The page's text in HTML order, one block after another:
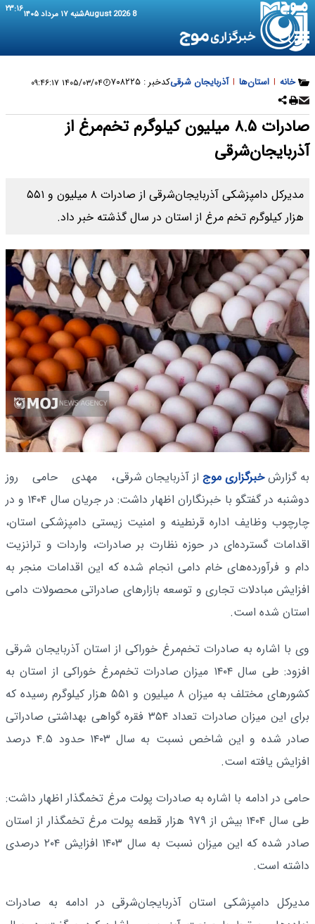
8 August 2026 شنبه ۱۷ مرداد ۱۴۰۵ ۲۳:۱۶
خانه | استان‌ها | آذربایجان‌ شرقیکدخبر : ۷۰۸۲۲۵ ۱۴۰۵/۰۳/۰۴ ۰۹:۴۶:۱۷
صادرات ۸.۵ میلیون کیلوگرم تخم‌مرغ از
آذربایجان‌شرقی
مدیرکل دامپزشکی آذربایجان‌شرقی از صادرات ۸ میلیون و ۵۵۱
هزار کیلوگرم تخم مرغ از استان در سال گذشته خبر داد.
به گزارشخبرگزاری موج از آذربایجان‌ شرقی، مهدی حامی روز
دوشنبه در گفتگو با خبرنگاران اظهار داشت: در جریان سال ۱۴۰۴ و در
چارچوب وظایف اداره قرنطینه و امنیت زیستی دامپزشکی استان،
اقدامات گسترده‌ای در حوزه نظارت بر صادرات، واردات و ترانزیت
دام و فرآورده‌های خام دامی انجام شده که این اقدامات منجر به
افزایش مبادلات تجاری و توسعه بازارهای صادراتی محصولات دامی
استان شده است.
وی با اشاره به صادرات تخم‌مرغ خوراکی از استان آذربایجان شرقی
افزود: طی سال ۱۴۰۴ میزان صادرات تخم‌مرغ خوراکی از استان به
کشورهای مختلف به میزان ۸ میلیون و ۵۵۱ هزار کیلوگرم رسیده که
برای این میزان صادرات تعداد ۳۵۴ فقره گواهی بهداشتی صادراتی
صادر شده و این شاخص نسبت به سال ۱۴۰۳ حدود ۴.۵ درصد
افزایش یافته است.
حامی در ادامه با اشاره به صادرات پولت مرغ تخمگذار اظهار داشت:
طی سال ۱۴۰۴ بیش از ۹۷۹ هزار قطعه پولت مرغ تخمگذار از استان
صادر شده که این میزان نسبت به سال ۱۴۰۳ افزایش ۲۰۴ درصدی
داشته است.
مدیرکل دامپزشکی استان آذربایجان‌شرقی در ادامه به صادرات